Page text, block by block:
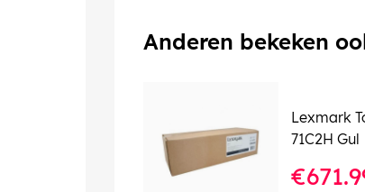
Anderen bekeken
Lexmark
71C2H Gul